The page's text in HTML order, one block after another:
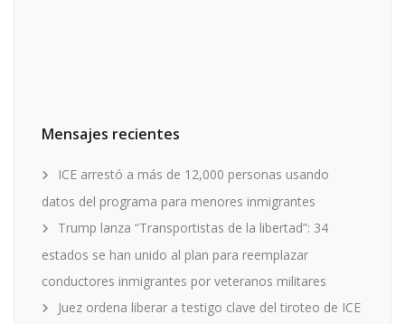
Mensajes recientes
ICE arrestó a más de 12,000 personas usando
datos del programa para menores inmigrantes
Trump lanza “Transportistas de la libertad”: 34
estados se han unido al plan para reemplazar
conductores inmigrantes por veteranos militares
Juez ordena liberar a testigo clave del tiroteo de ICE